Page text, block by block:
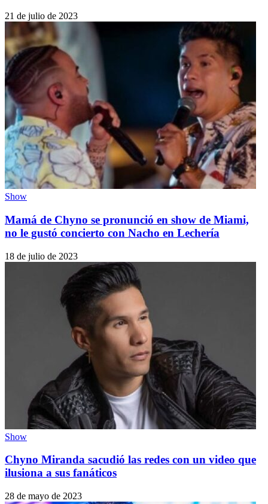
21 de julio de 2023
Show
Mamá de Chyno se pronunció en show de Miami,
no le gustó concierto con Nacho en Lechería
18 de julio de 2023
Show
Chyno Miranda sacudió las redes con un video que
ilusiona a sus fanáticos
28 de mayo de 2023